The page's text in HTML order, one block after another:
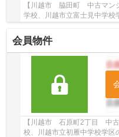
【川越市 脇田町 中古マン
学校、川越市立富士見中学校
会員物件
【川越市 石原町2丁目 中
校、川越市立初雁中学校学区